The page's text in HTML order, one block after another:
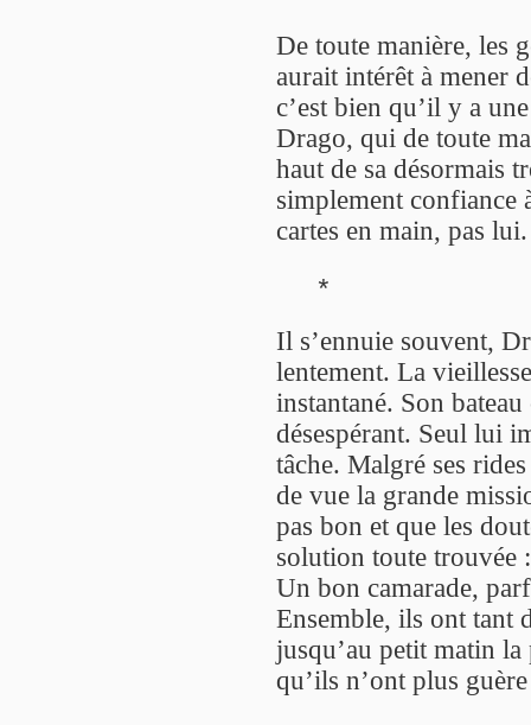
De toute manière, les
aurait intérêt à mener
c’est bien qu’il y a
Drago, qui de toute
haut de sa désormais
simplement confiance
cartes en main, pas lui.
*
Il s’ennuie souvent,
lentement. La
instantané. Son
désespérant. Seul lui
tâche. Malgré ses
de vue la grande
pas bon et que les
solution toute trouvée
Un bon camarade,
Ensemble, ils ont tant
jusqu’au petit matin
qu’ils n’ont plus